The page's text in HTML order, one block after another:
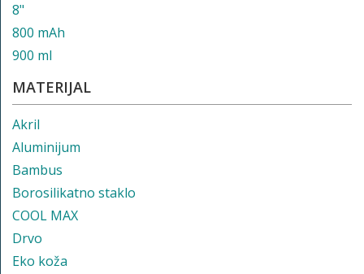
8"
800 mAh
900 ml
MATERIJAL
Akril
Aluminijum
Bambus
Borosilikatno staklo
COOL MAX
Drvo
Eko koža